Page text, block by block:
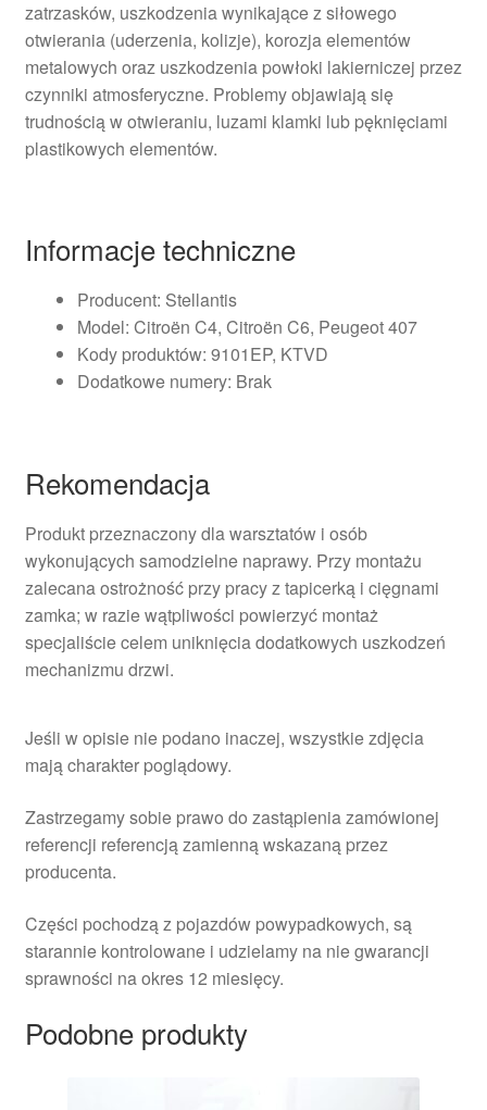
zatrzasków, uszkodzenia wynikające z siłowego
otwierania (uderzenia, kolizje), korozja elementów
metalowych oraz uszkodzenia powłoki lakierniczej przez
czynniki atmosferyczne. Problemy objawiają się
trudnością w otwieraniu, luzami klamki lub pęknięciami
plastikowych elementów.
Informacje techniczne
Producent: Stellantis
Model: Citroën C4, Citroën C6, Peugeot 407
Kody produktów: 9101EP, KTVD
Dodatkowe numery: Brak
Rekomendacja
Produkt przeznaczony dla warsztatów i osób
wykonujących samodzielne naprawy. Przy montażu
zalecana ostrożność przy pracy z tapicerką i cięgnami
zamka; w razie wątpliwości powierzyć montaż
specjaliście celem uniknięcia dodatkowych uszkodzeń
mechanizmu drzwi.
Jeśli w opisie nie podano inaczej, wszystkie zdjęcia
mają charakter poglądowy.
Zastrzegamy sobie prawo do zastąpienia zamówionej
referencji referencją zamienną wskazaną przez
producenta.
Części pochodzą z pojazdów powypadkowych, są
starannie kontrolowane i udzielamy na nie gwarancji
sprawności na okres 12 miesięcy.
Podobne produkty